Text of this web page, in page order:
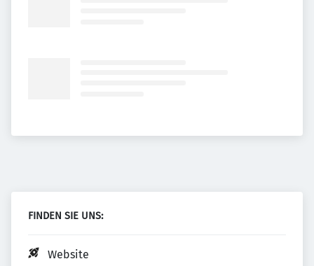
FINDEN SIE UNS:
Website